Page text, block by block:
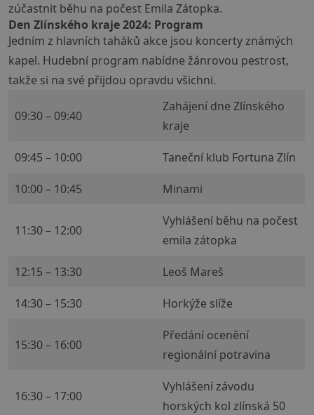
zúčastnit běhu na počest Emila Zátopka.
Den Zlínského kraje 2024: Program
Jedním z hlavních taháků akce jsou koncerty známých
kapel. Hudební program nabídne žánrovou pestrost,
takže si na své přijdou opravdu všichni.
09:30 – 09:40
Zahájení dne Zlínského
kraje
09:45 – 10:00 Taneční klub Fortuna Zlín
10:00 – 10:45 Minami
11:30 – 12:00
Vyhlášení běhu na počest
emila zátopka
12:15 – 13:30 Leoš Mareš
14:30 – 15:30 Horkýže slíže
15:30 – 16:00
Předání ocenění
regionální potravina
16:30 – 17:00
Vyhlášení závodu
horských kol zlínská 50